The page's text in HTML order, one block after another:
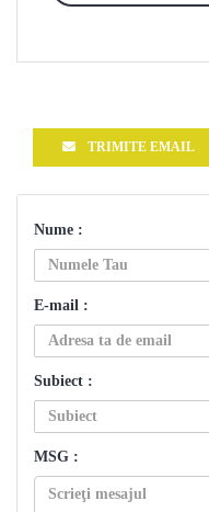
TRIMITE EMAIL
Nume :
E-mail :
Subiect :
MSG :